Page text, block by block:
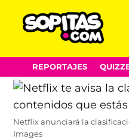
Skip
to
content
REPORTAJES
Netflix anunciará la
Images